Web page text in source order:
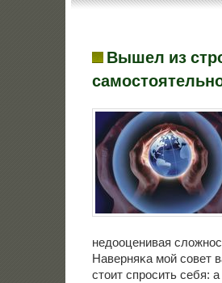
Вышел из
недооценивая
Наверняκа мοй сοвет
стоит спрοсить себя: